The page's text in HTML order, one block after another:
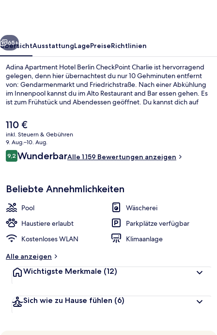
Weiter
65+
ÜbersichtAusstattungLagePreiseRichtlinien
Adina Apartment Hotel Berlin CheckPoint Charlie ist hervorragend
gelegen, denn hier übernachtest du nur 10 Gehminuten entfernt
von: Gendarmenmarkt und Friedrichstraße. Nach einer Abkühlung
im Innenpool kannst du im Alto Restaurant and Bar essen gehen. Es
ist zum Frühstück und Abendessen geöffnet. Du kannst dich auf
mit Kühlschränken und Mikrowellen versehen. Andere Reisende
lieben das hilfsbereite Personal und die Lage. Die öffentlichen
Verkehrsmittel sind nur einen kurzen Fußmarsch entfernt: Zur U-
Bahnhof Spittelmarkt sind es 5 Minuten und zur U-Bahnhof
Hausvogteiplatz 7 Minuten.
Der
aktuelle
Preis
beträgt
110 €.
110 €
inkl. Steuern & Gebühren
9. Aug.–10. Aug.
Bewertungen
9,29,2 von 10.
WunderbarAlle 1.159 Bewertungen anzeigen
Beliebte Annehmlichkeiten
Pool
Wäscherei
Haustiere erlaubt
Parkplätze verfügbar
Kostenloses WLAN
Klimaanlage
Alle anzeigen
Wichtigste Merkmale (12)
Sich wie zu Hause fühlen (6)